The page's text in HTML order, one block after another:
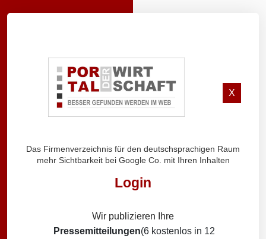
X
Das Firmenverzeichnis für den deutschsprachigen Raum
mehr Sichtbarkeit bei Google Co. mit Ihren Inhalten
Login
Wir publizieren Ihre
Pressemitteilungen(6 kostenlos in 12